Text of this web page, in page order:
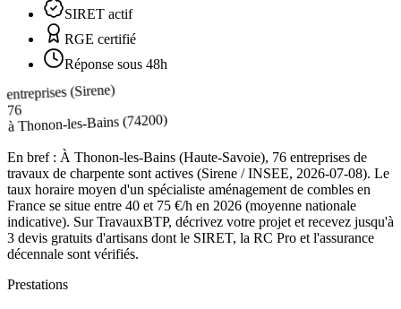
SIRET actif
RGE certifié
Réponse sous 48h
entreprises (Sirene)
76
àThonon-les-Bains(74200)
En bref : À Thonon-les-Bains (Haute-Savoie), 76 entreprises de
travaux de charpente sont actives (Sirene / INSEE, 2026-07-08). Le
taux horaire moyen d'un spécialiste aménagement de combles en
France se situe entre 40 et 75 €/h en 2026 (moyenne nationale
indicative). Sur TravauxBTP, décrivez votre projet et recevez jusqu'à
3 devis gratuits d'artisans dont le SIRET, la RC Pro et l'assurance
décennale sont vérifiés.
Prestations